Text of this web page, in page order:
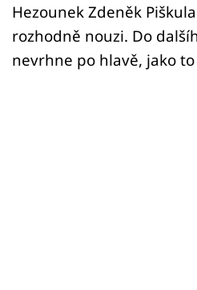
Sledujte nás
Hezounek Zdeněk
rozhodně nouzi. Do
nevrhne po hlavě, jako